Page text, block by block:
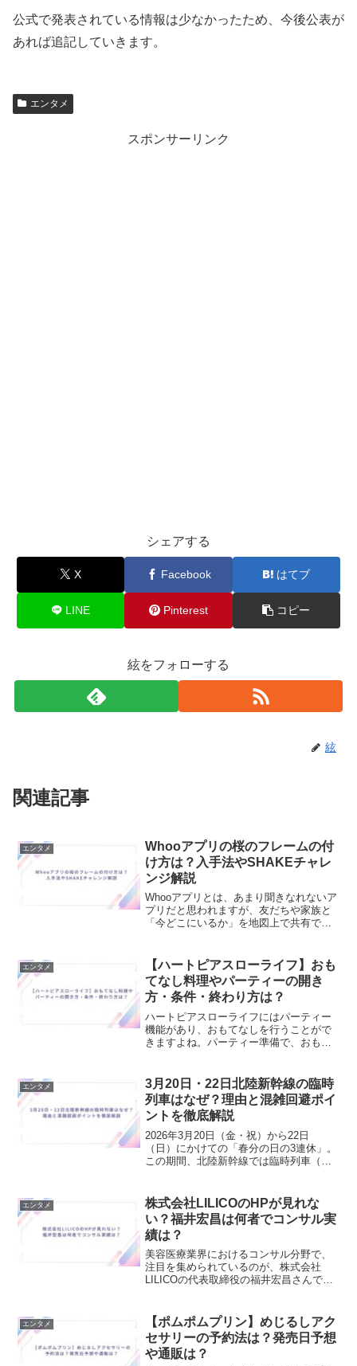
公式で発表されている情報は少なかったため、今後公表が
あれば追記していきます。
エンタメ
スポンサーリンク
シェアする
X Facebook はてブ
LINE Pinterest コピー
絃をフォローする
絃
関連記事
エンタメ
Whooアプリの桜のフレームの付
け方は？入手法やSHAKEチャレ
ンジ解説
Whooアプリとは、あまり聞きなれないア
プリだと思われますが、友だちや家族と
「今どこにいるか」を地図上で共有でき
ムが出てきており、非常にかわいらしい
デザインであるこ...
エンタメ
【ハートピアスローライフ】おも
てなし料理やパーティーの開き
方・条件・終わり方は？
ハートピアスローライフにはパーティー
機能があり、おもてなしを行うことがで
きますよね。パーティー準備で、おもて
す。今回の記事で分かることは、・おも
てなし料理について・パー...
エンタメ
3月20日・22日北陸新幹線の臨時
列車はなぜ？理由と混雑回避ポイ
ントを徹底解説
2026年3月20日（金・祝）から22日
（日）にかけての「春分の日の3連休」。
この期間、北陸新幹線では臨時列車（あ
の臨時列車が運行されるの？」 「3連休
の新幹線の混雑...
エンタメ
株式会社LILICOのHPが見れな
い？福井宏昌は何者でコンサル実
績は？
美容医療業界におけるコンサル分野で、
注目を集められているのが、株式会社
LILICOの代表取締役の福井宏昌さんで
わ目をひく経歴をされています。そん
な、福井宏昌さんが経営す...
エンタメ
【ポムポムプリン】めじるしアク
セサリーの予約法は？発売日予想
や通販は？